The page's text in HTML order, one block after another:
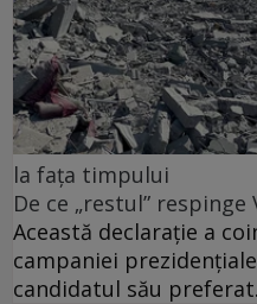
la fața timpului
De ce „restul” respinge
Această declarație a
campaniei
candidatul său preferat.